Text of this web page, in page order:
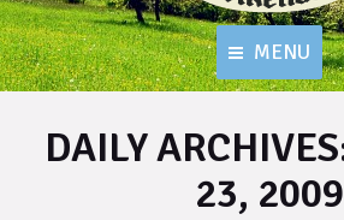
MENU
DAILY
23, 2009